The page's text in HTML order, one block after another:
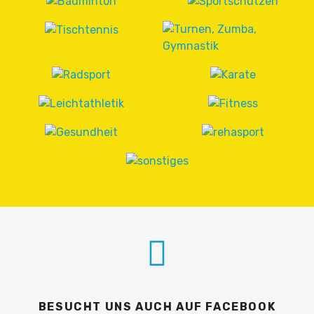
BESUCHT UNS AUCH AUF FACEBOOK